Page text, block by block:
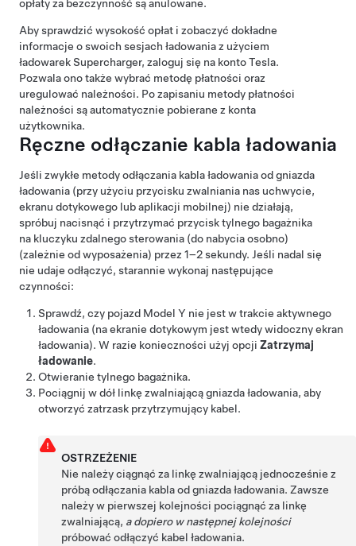
opłaty za bezczynność są anulowane.
Aby sprawdzić wysokość opłat i zobaczyć dokładne
informacje o swoich sesjach ładowania z użyciem
ładowarek Supercharger, zaloguj się na konto Tesla.
Pozwala ono także wybrać metodę płatności oraz
uregulować należności. Po zapisaniu metody płatności
należności są automatycznie pobierane z konta
użytkownika.
Ręczne odłączanie kabla ładowania
Jeśli zwykłe metody odłączania kabla ładowania od gniazda
ładowania (przy użyciu przycisku zwalniania nas uchwycie,
ekranu dotykowego lub aplikacji mobilnej) nie działają,
spróbuj nacisnąć i przytrzymać przycisk tylnego bagażnika
na kluczyku zdalnego sterowania (do nabycia osobno)
(zależnie od wyposażenia) przez 1–2 sekundy. Jeśli nadal się
nie udaje odłączyć, starannie wykonaj następujące
czynności:
Sprawdź, czy pojazd Model Y nie jest w trakcie aktywnego
ładowania (na ekranie dotykowym jest wtedy widoczny ekran
ładowania). W razie konieczności użyj opcji Zatrzymaj
ładowanie.
Otwieranie tylnego bagażnika.
Pociągnij w dół linkę zwalniającą gniazda ładowania, aby
otworzyć zatrzask przytrzymujący kabel.
OSTRZEŻENIE
Nie należy ciągnąć za linkę zwalniającą jednocześnie z
próbą odłączania kabla od gniazda ładowania. Zawsze
należy w pierwszej kolejności pociągnąć za linkę
zwalniającą, a dopiero w następnej kolejności
próbować odłączyć kabel ładowania.